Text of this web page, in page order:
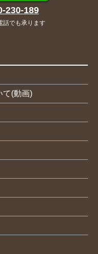
230-189
話でも承ります
て(動画)